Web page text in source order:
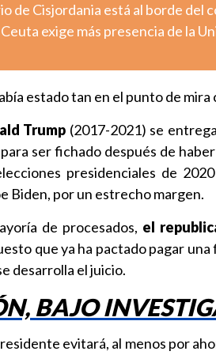
de Cisjordania está al borde del
exige más presencia de la
estado tan en el punto de mira
Trump (2017-2021) se
ser fichado después de
presidenciales de
Biden, por un estrecho margen.
de procesados, el
que ya ha pactado pagar
desarrolla el juicio.
BAJO
evitará, al menos por